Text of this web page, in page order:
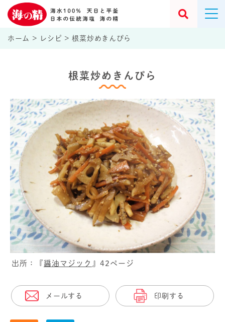
ホーム > レシピ >根菜炒めきんぴら
根菜炒めきんぴら
出所：『 醤油マジック 』42ページ
メールする 印刷する